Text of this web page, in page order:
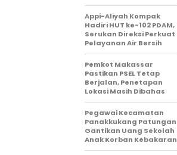
Appi-Aliyah Kompak
Hadiri HUT ke-102 PDAM,
Serukan Direksi Perkuat
Pelayanan Air Bersih
Pemkot Makassar
Pastikan PSEL Tetap
Berjalan, Penetapan
Lokasi Masih Dibahas
Pegawai Kecamatan
Panakkukang Patungan
Gantikan Uang Sekolah
Anak Korban Kebakaran